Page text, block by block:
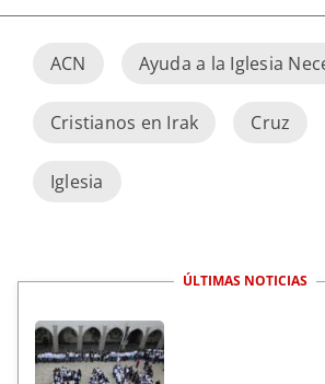
ACN Ayuda a la Iglesia
Cristianos en Irak Cruz
Iglesia
ÚLTIMAS NOTICIAS